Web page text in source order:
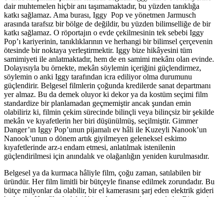
dair muhtemelen hiçbir anı taşımamaktadır, bu yüzden tanıklığa
katkı sağlamaz. Ama burası, Iggy Pop ve yönetmen Jarmusch
arasında tarafsız bir bölge de değildir, bu yüzden bilimselliğe de bir
katkı sağlamaz. O röportajın o evde çekilmesinin tek sebebi Iggy
Pop’ı kariyerinin, tanıklıklarının ve herhangi bir bilimsel çerçevenin
ötesinde bir noktaya yerleştirmektir. Iggy bize hikâyesini tüm
samimiyeti ile anlatmaktadır, hem de en samimi mekânı olan evinde.
Dolayısıyla bu örnekte, mekân söylemin içeriğini güçlendirmez,
söylemin o anki Iggy tarafından icra ediliyor olma durumunu
güçlendirir. Belgesel filmlerin çoğunda kredilerde sanat departmanı
yer almaz. Bu da demek oluyor ki dekor ya da kostüm seçimi film
standardize bir planlamadan geçmemiştir ancak şundan emin
olabiliriz ki, filmin çekim sürecinde bilinçli veya bilinçsiz bir şekilde
mekân ve kıyafetlerin her biri düşünülmüş, seçilmiştir. Gimmer
Danger’ın Iggy Pop’unun pijamalı ev hâli ile Kuzeyli Nanook’un
Nanook’unun o dönem artık giyilmeyen geleneksel eskimo
kıyafetlerinde arz-ı endam etmesi, anlatılmak istenilenin
güçlendirilmesi için anındalık ve olağanlığın yeniden kurulmasıdır.
Belgesel ya da kurmaca hâliyle film, çoğu zaman, satılabilen bir
üründür. Her film limitli bir bütçeyle finanse edilmek zorundadır. Bu
bütçe milyonlar da olabilir, bir el kamerasını şarj eden elektrik gideri